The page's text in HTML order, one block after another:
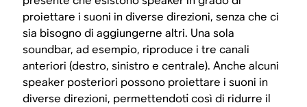
proiettare i suoni in diverse direzioni, senza che ci
sia bisogno di aggiungerne altri. Una sola
soundbar, ad esempio, riproduce i tre canali
anteriori (destro, sinistro e centrale). Anche alcuni
speaker posteriori possono proiettare i suoni in
diverse direzioni, permettendoti così di ridurre il